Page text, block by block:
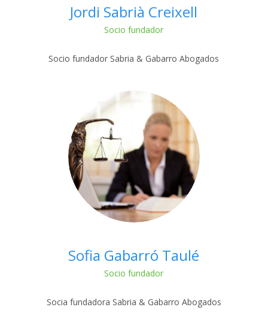
Jordi Sabrià Creixell
Socio fundador
Socio fundador Sabria & Gabarro Abogados
Sofia Gabarró Taulé
Socio fundador
Socia fundadora Sabria & Gabarro Abogados